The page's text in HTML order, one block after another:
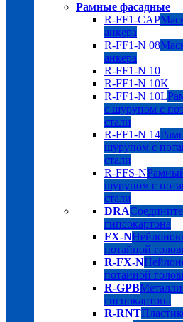
Рамные фасадные
R-FF1-CAP
анкера
R-FF1-N 08
анкера
R-FF1-N 10
R-FF1-N 10K
R-FF1-N 10L
с шурупом с
стали
R-FF1-N 14
шурупом с
стали
R-FFS-N
шурупом с
стали
DRA
гипсокартона
FX-N
потайной
R-FX-N
потайной
R-GPB
гиспокартона
R-RNT